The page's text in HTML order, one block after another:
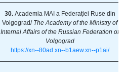
30. Academia MAI a Federaţiei Ruse din
Volgograd/ The Academy of the Ministry of
Internal Affairs of the Russian Federation of
Volgograd
https://xn--80ad.xn--b1aew.xn--p1ai/